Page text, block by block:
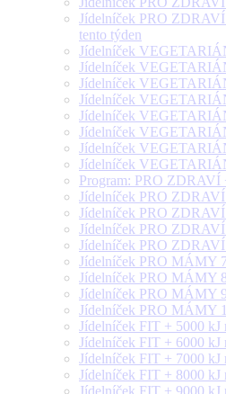
Jídelníček PRO
tento týden
Jídelníček
Jídelníček
Jídelníček
Jídelníček
Jídelníček
Jídelníček
Jídelníček
Jídelníček
Program: PRO ZDRAVÍ
Jídelníček PRO ZDRAVÍ
Jídelníček PRO ZDRAVÍ
Jídelníček PRO ZDRAVÍ
Jídelníček PRO ZDRAVÍ
Jídelníček PRO MÁMY
Jídelníček PRO MÁMY
Jídelníček PRO MÁMY
Jídelníček PRO MÁMY
Jídelníček FIT + 5000 kJ
Jídelníček FIT + 6000 kJ
Jídelníček FIT + 7000 kJ
Jídelníček FIT + 8000 kJ
Jídelníček FIT + 9000 kJ